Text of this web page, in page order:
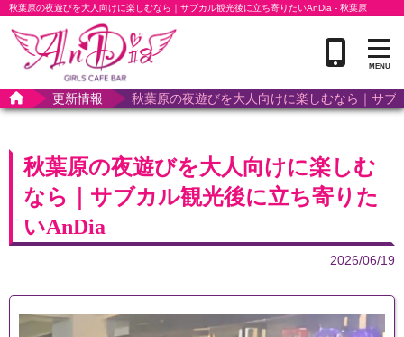
秋葉原の夜遊びを大人向けに楽しむなら｜サブカル観光後に立ち寄りたいAnDia - 秋葉原
GIRLS CAFE BAR ANDIA アンディア
更新情報 秋葉原の夜遊びを大人向けに楽しむなら｜サブ
秋葉原の夜遊びを大人向けに楽しむ
なら｜サブカル観光後に立ち寄りた
いAnDia
2026/06/19